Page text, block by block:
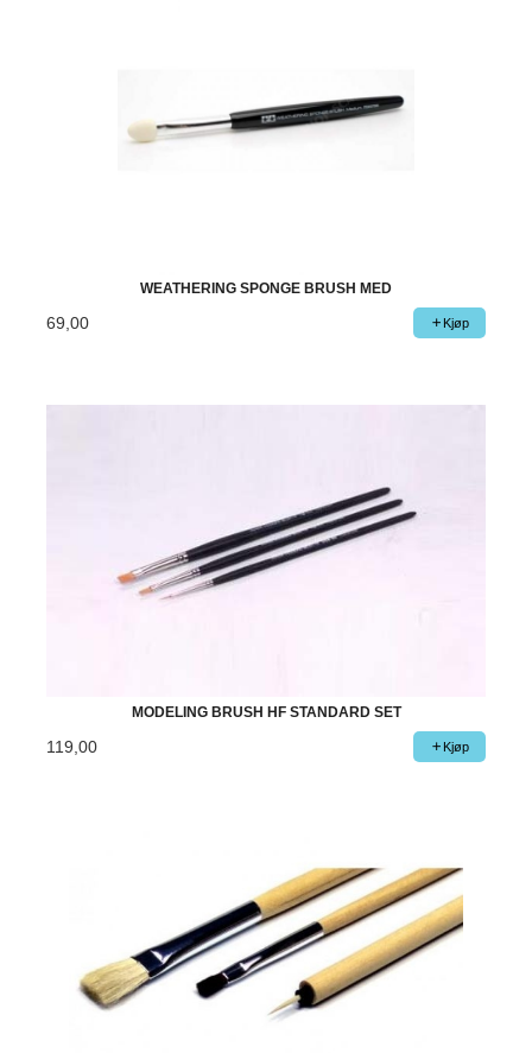
WEATHERING SPONGE BRUSH MED
69,00 Kjøp
MODELING BRUSH HF STANDARD SET
119,00 Kjøp